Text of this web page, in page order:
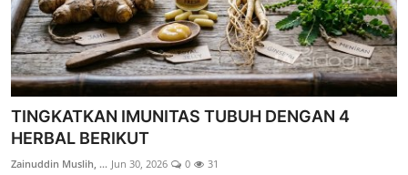
TINGKATKAN IMUNITAS TUBUH DENGAN 4
HERBAL BERIKUT
Zainuddin Muslih, ... Jun 30, 2026 0 31